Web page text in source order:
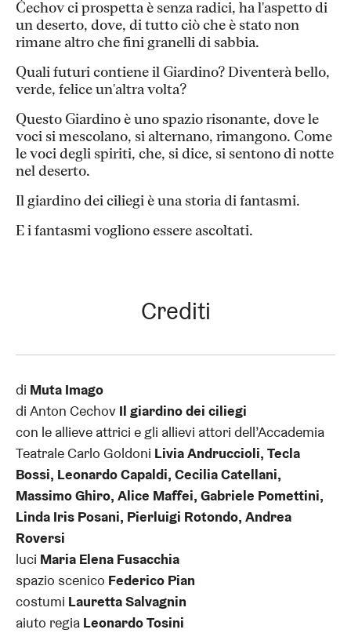
Čechov ci prospetta è senza radici, ha l'aspetto di
un deserto, dove, di tutto ciò che è stato non
rimane altro che fini granelli di sabbia.
Quali futuri contiene il Giardino? Diventerà bello,
verde, felice un'altra volta?
Questo Giardino è uno spazio risonante, dove le
voci si mescolano, si alternano, rimangono. Come
le voci degli spiriti, che, si dice, si sentono di notte
nel deserto.
Il giardino dei ciliegi è una storia di fantasmi.
E i fantasmi vogliono essere ascoltati.
Crediti
di Muta Imago
di Anton Cechov Il giardino dei ciliegi
con le allieve attrici e gli allievi attori dell’Accademia
Teatrale Carlo Goldoni Livia Andruccioli, Tecla
Bossi, Leonardo Capaldi, Cecilia Catellani,
Massimo Ghiro, Alice Maffei, Gabriele Pomettini,
Linda Iris Posani, Pierluigi Rotondo, Andrea
Roversi
luci Maria Elena Fusacchia
spazio scenico Federico Pian
costumi Lauretta Salvagnin
aiuto regia Leonardo Tosini